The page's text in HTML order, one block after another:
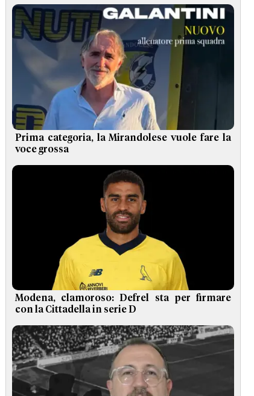
Prima categoria, la Mirandolese vuole fare la
voce grossa
Modena, clamoroso: Defrel sta per firmare
con la Cittadella in serie D